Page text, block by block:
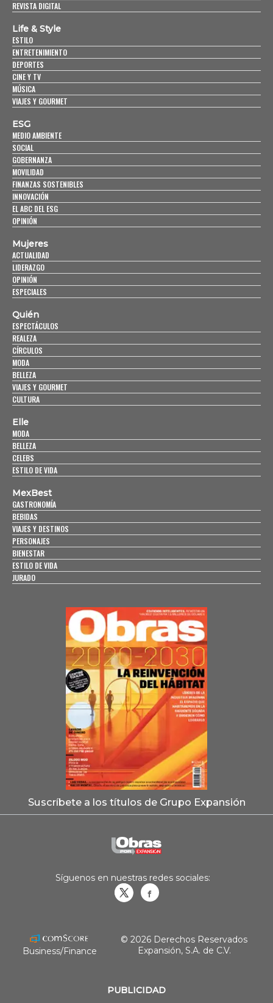
REVISTA DIGITAL
Life & Style
ESTILO
ENTRETENIMIENTO
DEPORTES
CINE Y TV
MÚSICA
VIAJES Y GOURMET
ESG
MEDIO AMBIENTE
SOCIAL
GOBERNANZA
MOVILIDAD
FINANZAS SOSTENIBLES
INNOVACIÓN
EL ABC DEL ESG
OPINIÓN
Mujeres
ACTUALIDAD
LIDERAZGO
OPINIÓN
ESPECIALES
Quién
ESPECTÁCULOS
REALEZA
CÍRCULOS
MODA
BELLEZA
VIAJES Y GOURMET
CULTURA
Elle
MODA
BELLEZA
CELEBS
ESTILO DE VIDA
MexBest
GASTRONOMÍA
BEBIDAS
VIAJES Y DESTINOS
PERSONAJES
BIENESTAR
ESTILO DE VIDA
JURADO
Suscríbete a los títulos de Grupo Expansión
PUBLICIDAD
Síguenos en nuestras redes sociales:
Business/Finance
© 2026 Derechos Reservados
Expansión, S.A. de C.V.